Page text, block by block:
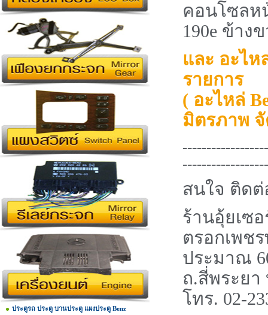
ประตูรถ ประตู บานประตู แผงประตู Benz
คอนโซลห
190e ข้าง
และ อะไห
รายการ
( อะไหล่
มิตรภาพ จั
สนใจ ติดต่
ร้านอุ้ยเซ
ตรอกเพช
ประมาณ
ถ.สี่พระยา
โทร. 02-